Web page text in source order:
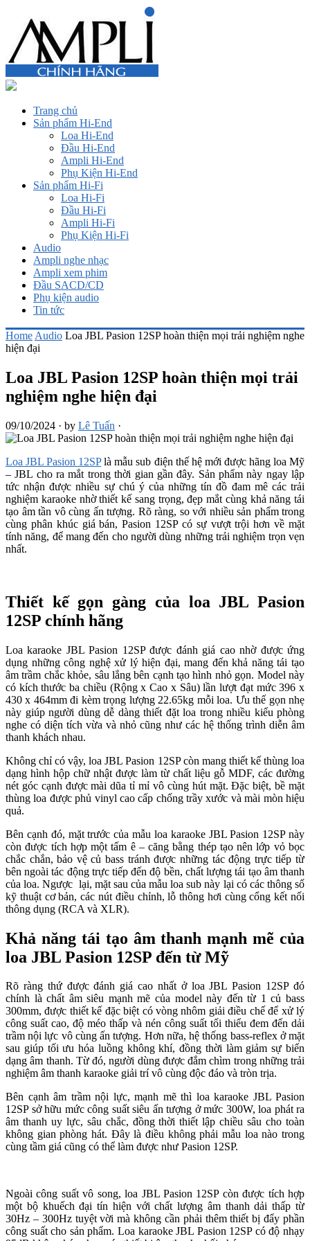
Trang chủ
Sản phẩm Hi-End
Loa Hi-End
Đầu Hi-End
Ampli Hi-End
Phụ Kiện Hi-End
Sản phẩm Hi-Fi
Loa Hi-Fi
Đầu Hi-Fi
Ampli Hi-Fi
Phụ Kiện Hi-Fi
Audio
Ampli nghe nhạc
Ampli xem phim
Đầu SACD/CD
Phụ kiện audio
Tin tức
Home Audio Loa JBL Pasion 12SP hoàn thiện mọi trải nghiệm nghe
hiện đại
Loa JBL Pasion 12SP hoàn thiện mọi trải
nghiệm nghe hiện đại
09/10/2024 · by Lê Tuấn ·
Loa JBL Pasion 12SPlà mẫu sub điện thế hệ mới được hãng loa Mỹ
– JBL cho ra mắt trong thời gian gần đây. Sản phẩm này ngay lập
tức nhận được nhiều sự chú ý của những tín đồ đam mê các trải
nghiệm karaoke nhờ thiết kế sang trọng, đẹp mắt cùng khả năng tái
tạo âm tần vô cùng ấn tượng. Rõ ràng, so với nhiều sản phẩm trong
cùng phân khúc giá bán, Pasion 12SP có sự vượt trội hơn về mặt
tính năng, để mang đến cho người dùng những trải nghiệm trọn vẹn
nhất.
Thiết kế gọn gàng của loa JBL Pasion
12SP chính hãng
Loa karaoke JBL Pasion 12SP được đánh giá cao nhờ được ứng
dụng những công nghệ xử lý hiện đại, mang đến khả năng tái tạo
âm trầm chắc khỏe, sâu lắng bên cạnh tạo hình nhỏ gọn. Model này
có kích thước ba chiều (Rộng x Cao x Sâu) lần lượt đạt mức 396 x
430 x 464mm đi kèm trọng lượng 22.65kg mỗi loa. Ưu thế gọn nhẹ
này giúp người dùng dễ dàng thiết đặt loa trong nhiều kiểu phòng
nghe có diện tích vừa và nhỏ cũng như các hệ thống trình diễn âm
thanh khách nhau.
Không chỉ có vậy, loa JBL Pasion 12SP còn mang thiết kế thùng loa
dạng hình hộp chữ nhật được làm từ chất liệu gỗ MDF, các đường
nét góc cạnh được mài dũa tỉ mỉ vô cùng hút mặt. Đặc biệt, bề mặt
thùng loa được phủ vinyl cao cấp chống trầy xước và mài mòn hiệu
quả.
Bên cạnh đó, mặt trước của mẫu loa karaoke JBL Pasion 12SP này
còn được tích hợp một tấm ê – căng bằng thép tạo nên lớp vỏ bọc
chắc chắn, bảo vệ củ bass tránh được những tác động trực tiếp từ
bên ngoài tác động trực tiếp đến độ bền, chất lượng tái tạo âm thanh
của loa. Ngược lại, mặt sau của mẫu loa sub này lại có các thông số
kỹ thuật cơ bản, các nút điều chỉnh, lỗ thông hơi cùng cổng kết nối
thông dụng (RCA và XLR).
Khả năng tái tạo âm thanh mạnh mẽ của
loa JBL Pasion 12SP đến từ Mỹ
Rõ ràng thứ được đánh giá cao nhất ở loa JBL Pasion 12SP đó
chính là chất âm siêu mạnh mẽ của model này đến từ 1 củ bass
300mm, được thiết kế đặc biệt có vòng nhôm giải điều chế để xử lý
công suất cao, độ méo thấp và nén công suất tối thiểu đem đến dải
trầm nội lực vô cùng ấn tượng. Hơn nữa, hệ thống bass-reflex ở mặt
sau giúp tối ưu hóa luồng không khí, đồng thời làm giảm sự biến
dạng âm thanh. Từ đó, người dùng được đắm chìm trong những trải
nghiệm âm thanh karaoke giải trí vô cùng độc đáo và tròn trịa.
Bên cạnh âm trầm nội lực, mạnh mẽ thì loa karaoke JBL Pasion
12SP sở hữu mức công suất siêu ấn tượng ở mức 300W, loa phát ra
âm thanh uy lực, sâu chắc, đồng thời thiết lập chiều sâu cho toàn
không gian phòng hát. Đây là điều không phải mẫu loa nào trong
cùng tầm giá cũng có thể làm được như Pasion 12SP.
Ngoài công suất vô song, loa JBL Pasion 12SP còn được tích hợp
một bộ khuếch đại tín hiện với chất lượng âm thanh dải thấp từ
30Hz – 300Hz tuyệt vời mà không cần phải thêm thiết bị đẩy phần
công suất cho sản phẩm. Loa karaoke JBL Pasion 12SP có độ nhạy